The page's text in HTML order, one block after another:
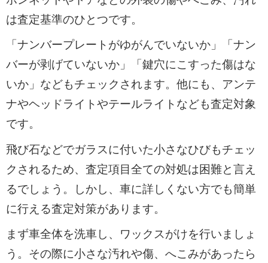
は査定基準のひとつです。
「ナンバープレートがゆがんでいないか」「ナン
バーが剥げていないか」「鍵穴にこすった傷はな
いか」などもチェックされます。他にも、アンテ
ナやヘッドライトやテールライトなども査定対象
です。
飛び石などでガラスに付いた小さなひびもチェッ
クされるため、査定項目全ての対処は困難と言え
るでしょう。しかし、車に詳しくない方でも簡単
に行える査定対策があります。
まず車全体を洗車し、ワックスがけを行いましょ
う。その際に小さな汚れや傷、へこみがあったら